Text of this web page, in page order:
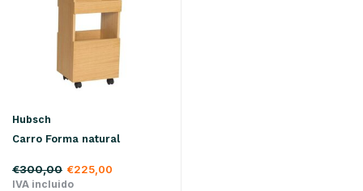
Hubsch
Carro Forma natural
€300,00 €225,00
IVA incluido